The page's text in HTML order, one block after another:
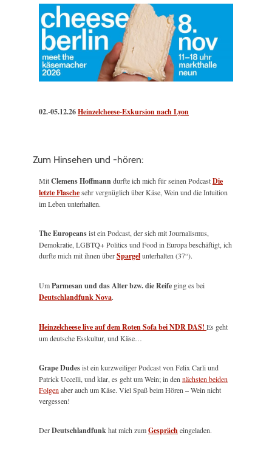
02.-05.12.26Heinzelcheese-Exkursion nach Lyon
Zum Hinsehen und -hören:
MitClemens Hoffmanndurfte ich mich für seinen PodcastDie
letzte Flaschesehr vergnüglich über Käse, Wein und die Intuition
im Leben unterhalten.
The Europeansist ein Podcast, der sich mit Journalismus,
Demokratie, LGBTQ+ Politics und Food in Europa beschäftigt, ich
durfte mich mit ihnen überSpargelunterhalten (37“).
UmParmesan und das Alter bzw. die Reife ging es bei
Deutschlandfunk Nova.
Heinzelcheese live auf dem Roten Sofa bei NDR DAS! Es geht
um deutsche Esskultur, und Käse…
Grape Dudesist ein kurzweiliger Podcast von Felix Carli und
Patrick Uccelli, und klar, es geht um Wein; in den nächsten beiden
Folgen aber auch um Käse. Viel Spaß beim Hören – Wein nicht
vergessen!
DerDeutschlandfunkhat mich zumGesprächeingeladen.